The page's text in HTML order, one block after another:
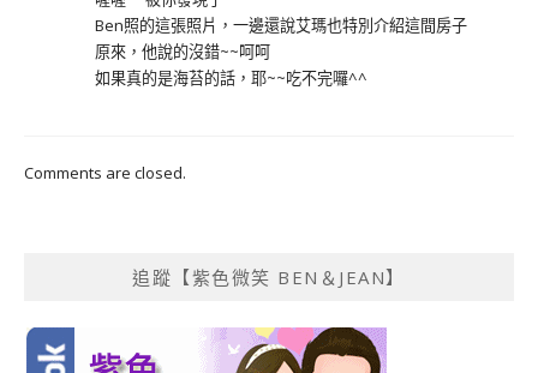
Ben照的這張照片，一邊還說艾瑪也特別介紹這間房子
原來，他說的沒錯~~呵呵
如果真的是海苔的話，耶~~吃不完囉^^
Comments are closed.
追蹤【紫色微笑 BEN＆JEAN】